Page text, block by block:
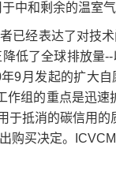
中和剩余的温室气
已经表达了对技
低了全球排放量--
9月发起的扩大自
组的重点是迅速
抵消的碳信用
购买决定。